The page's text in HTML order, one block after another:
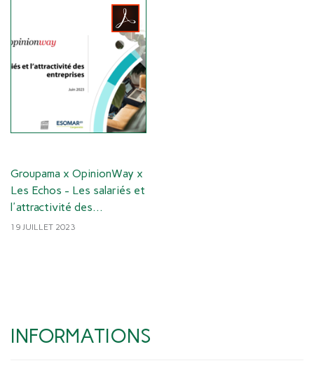
Groupama x OpinionWay x
Les Echos - Les salariés et
l'attractivité des
entreprises - Mai 2023.pdf
19 JUILLET 2023
INFORMATIONS